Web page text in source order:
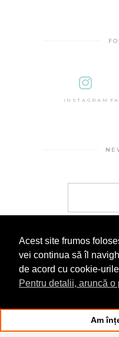
INSTAGRAM
©
Acest site frumos
vei continua să îl
de acord cu cookie-
Pentru detalii, aruncă o
Am